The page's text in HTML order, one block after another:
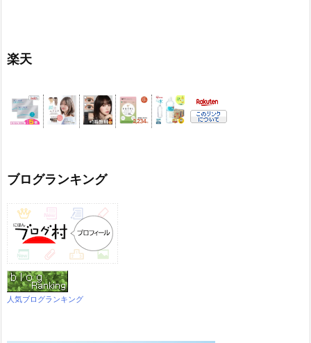
楽天
ブログランキング
人気ブログランキング